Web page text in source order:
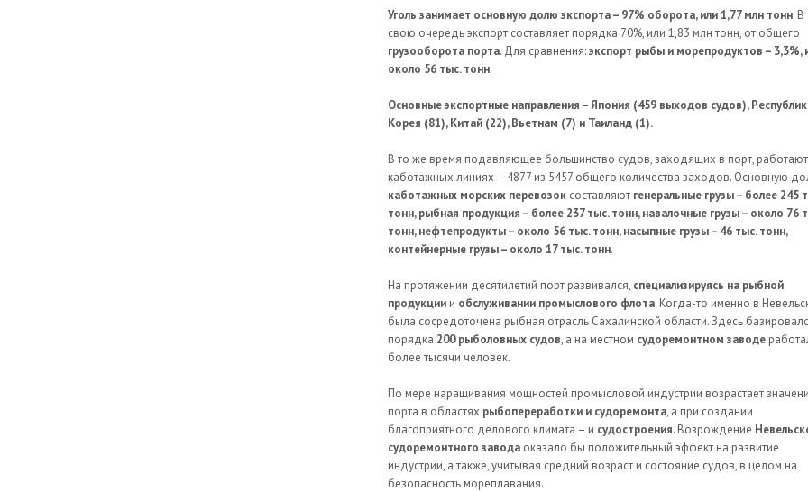
Уголь занимает основную долю экспорта – 97% оборота, или 1,77 млн тонн. В
свою очередь экспорт составляет порядка 70%, или 1,83 млн тонн, от общего
грузооборота порта. Для сравнения:экспорт рыбы и морепродуктов – 3,3%,
около 56 тыс. тонн.
Основные экспортные направления – Япония (459 выходов судов),
Корея (81), Китай (22), Вьетнам (7) и Таиланд (1).
В то же время подавляющее большинство судов, заходящих в порт,
каботажных линиях – 4877 из 5457 общего количества заходов. Основную
каботажных морских перевозок составляют генеральные грузы – более 245
тонн, рыбная продукция – более 237 тыс. тонн, навалочные грузы – около 76
тонн, нефтепродукты – около 56 тыс. тонн, насыпные грузы – 46 тыс. тонн,
контейнерные грузы – около 17 тыс. тонн.
На протяжении десятилетий порт развивался, специализируясь на рыбной
продукции и обслуживании промыслового флота. Когда-то именно в
была сосредоточена рыбная отрасль Сахалинской области. Здесь
порядка 200 рыболовных судов, а на местном судоремонтном заводе
более тысячи человек.
По мере наращивания мощностей промысловой индустрии возрастает
порта в областях рыбопереработки и судоремонта, а при создании
благоприятного делового климата – и судостроения. Возрождение
судоремонтного завода оказало бы положительный эффект на развитие
индустрии, а также, учитывая средний возраст и состояние судов, в целом на
безопасность мореплавания.